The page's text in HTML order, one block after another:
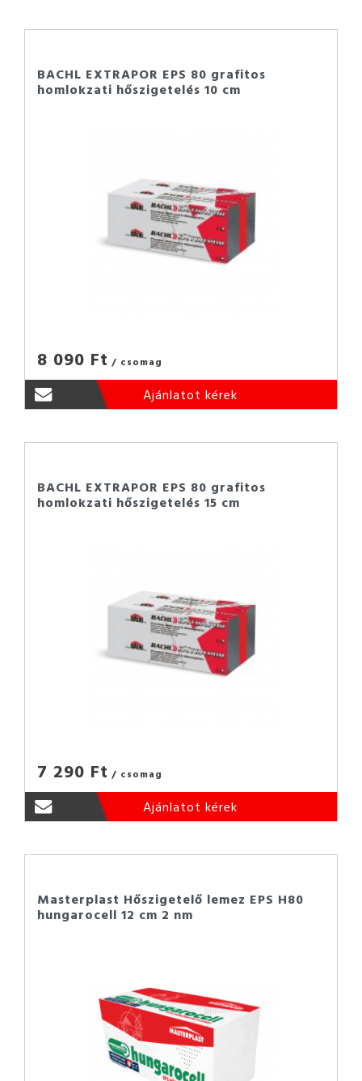
BACHL EXTRAPOR EPS 80 grafitos
homlokzati hőszigetelés 10 cm
8 090 Ft / csomag
Ajánlatot kérek
BACHL EXTRAPOR EPS 80 grafitos
homlokzati hőszigetelés 15 cm
7 290 Ft / csomag
Ajánlatot kérek
Masterplast Hőszigetelő lemez EPS H80
hungarocell 12 cm 2 nm